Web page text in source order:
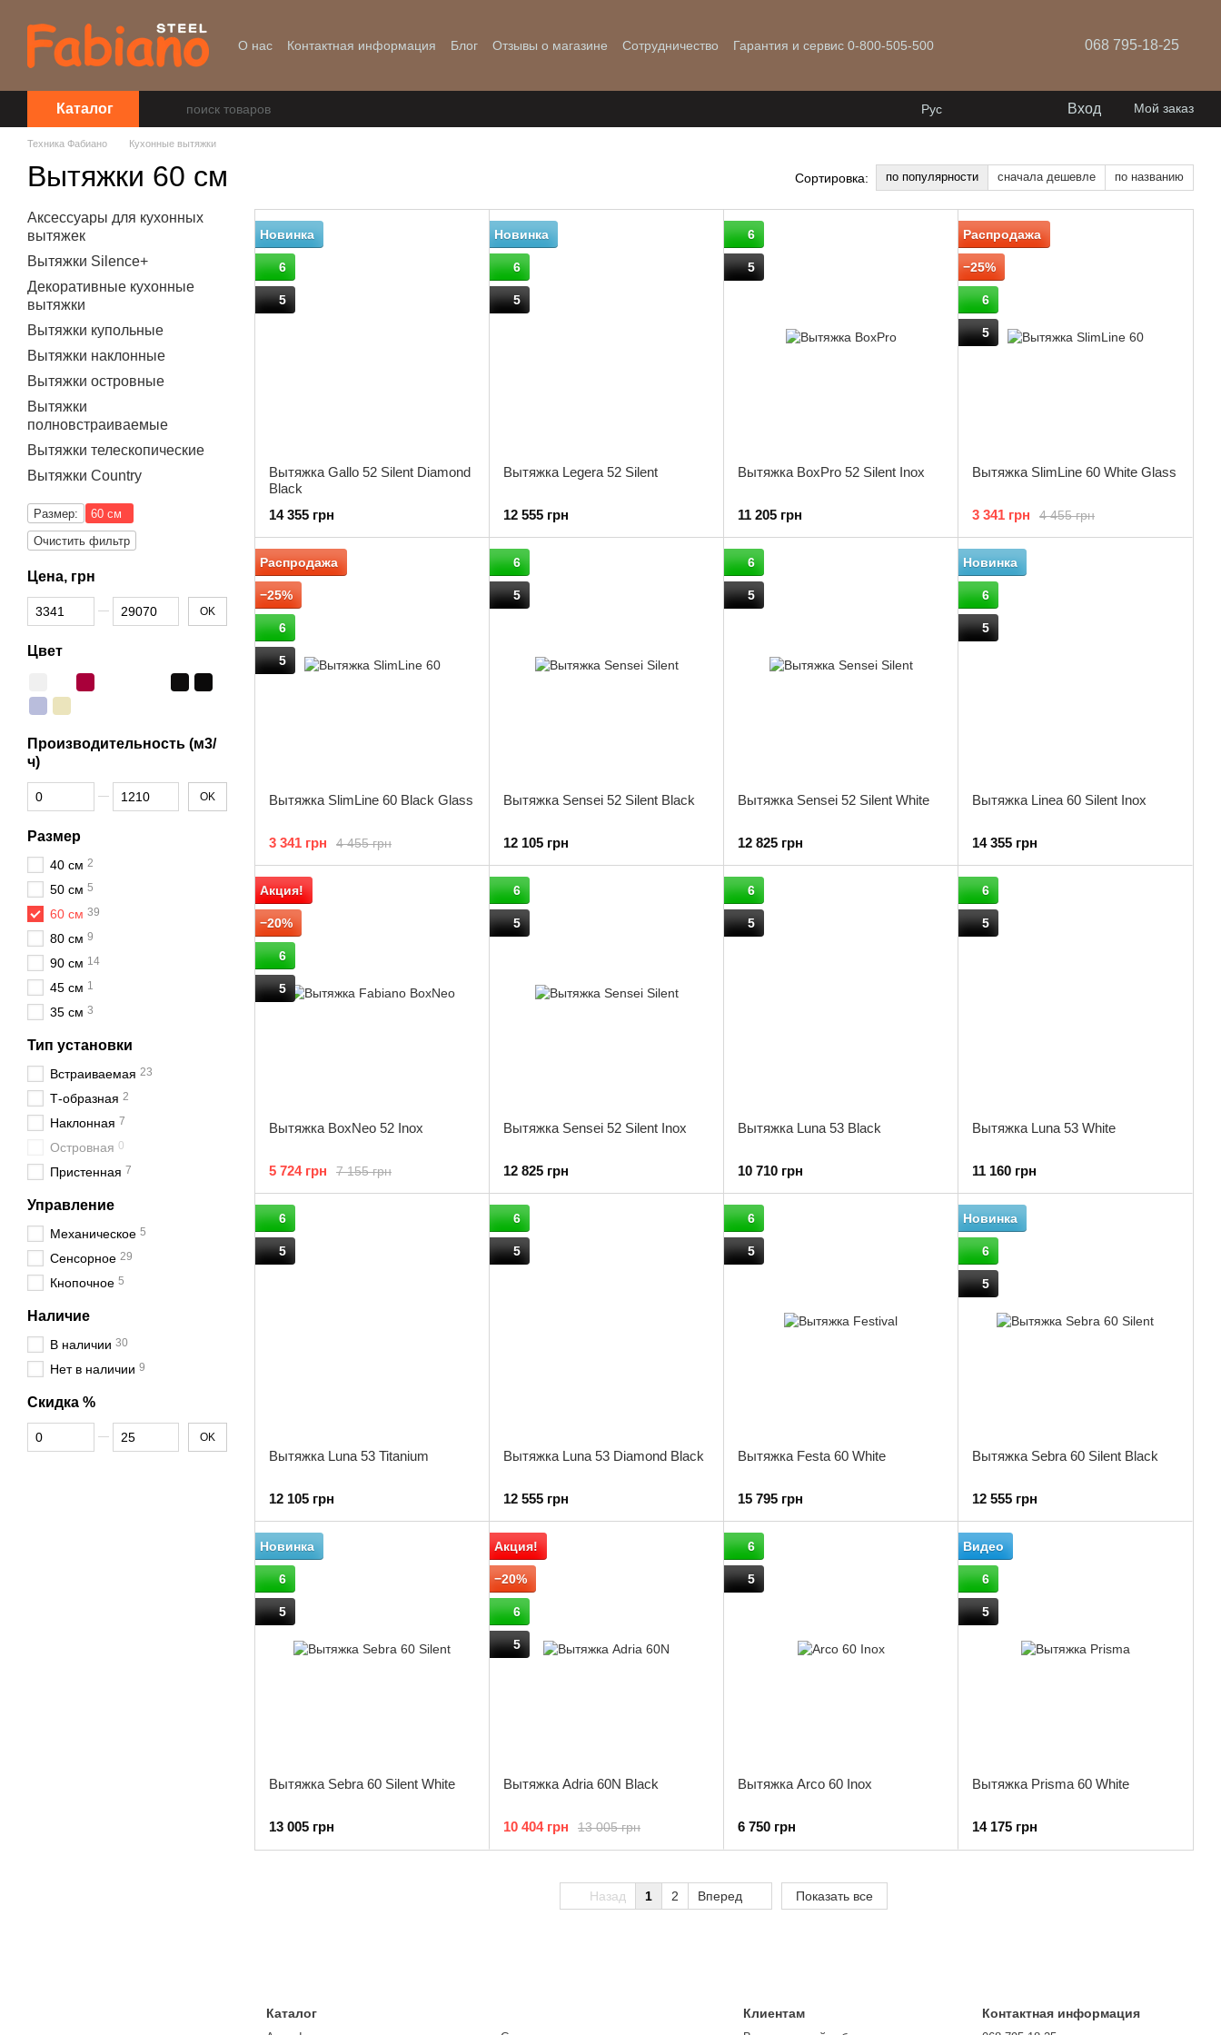
О нас Контактная информация Блог Отзывы о магазине Сотрудничество
Гарантия и сервис 0-800-505-500
068 795-18-25
Каталог Рус Вход Мой заказ
Техника Фабиано Кухонные вытяжки
Вытяжки 60 см Сортировка: по популярности сначала дешевле по названию
Новинка
6
5
Вытяжка Gallo 52 Silent Diamond
Black
14 355 грн
Новинка
6
5
Вытяжка Legera 52 Silent
12 555 грн
6
5
Вытяжка BoxPro 52 Silent Inox
11 205 грн
Распродажа
−25%
6
5
Вытяжка SlimLine 60 White Glass
4 455 грн
3 341 грн
Распродажа
−25%
6
5
Вытяжка SlimLine 60 Black Glass
4 455 грн
3 341 грн
6
5
Вытяжка Sensei 52 Silent Black
12 105 грн
6
5
Вытяжка Sensei 52 Silent White
12 825 грн
Новинка
6
5
Вытяжка Linea 60 Silent Inox
14 355 грн
Акция!
−20%
6
5
Вытяжка BoxNeo 52 Inox
7 155 грн
5 724 грн
6
5
Вытяжка Sensei 52 Silent Inox
12 825 грн
6
5
Вытяжка Luna 53 Black
10 710 грн
6
5
Вытяжка Luna 53 White
11 160 грн
6
5
Вытяжка Luna 53 Titanium
12 105 грн
6
5
Вытяжка Luna 53 Diamond Black
12 555 грн
6
5
Вытяжка Festa 60 White
15 795 грн
Новинка
6
5
Вытяжка Sebra 60 Silent Black
12 555 грн
Новинка
6
5
Вытяжка Sebra 60 Silent White
13 005 грн
Акция!
−20%
6
5
Вытяжка Adria 60N Black
13 005 грн
10 404 грн
6
5
Вытяжка Arco 60 Inox
6 750 грн
Видео
6
5
Вытяжка Prisma 60 White
14 175 грн
Назад 1 2 Вперед Показать все
Аксессуары для кухонных
вытяжек
Вытяжки Silence+
Декоративные кухонные
вытяжки
Вытяжки купольные
Вытяжки наклонные
Вытяжки островные
Вытяжки
полновстраиваемые
Вытяжки телескопические
Вытяжки Country
Размер:
60 см
Очистить фильтр
Цена, грн
От Цена, грн
До Цена, грн OK
Цвет
Производительность (м3/
ч)
От Производительность (м3/ч)
До Производительность (м3/ч)OK
Размер
40 см 2
50 см 5
60 см 39
80 см 9
90 см 14
45 см 1
35 см 3
Тип установки
Встраиваемая 23
Т-образная 2
Наклонная 7
Островная 0
Пристенная 7
Управление
Механическое 5
Сенсорное 29
Кнопочное 5
Наличие
В наличии 30
Нет в наличии 9
Скидка %
От Скидка %
До Скидка % OK
Каталог Клиентам Контактная информация